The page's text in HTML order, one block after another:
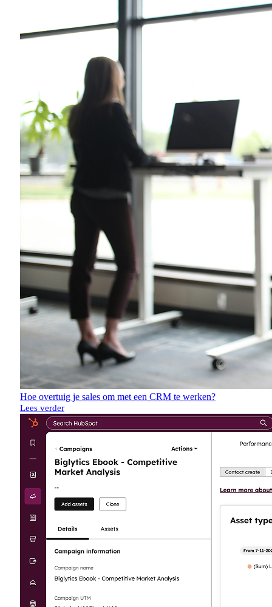
Hoe overtuig je sales om met een CRM te werken?
Lees verder